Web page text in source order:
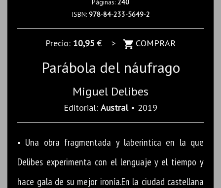
Páginas: 240
ISBN: 978-84-233-5649-2
Precio: 10,95 € > COMPRAR
Parábola del náufrago
Miguel Delibes
Editorial: Austral• 2019
• Una obra fragmentada y laberíntica en la que
Delibes experimenta con el lenguaje y el tiempo y
hace gala de su mejor ironía.En la ciudad castellana